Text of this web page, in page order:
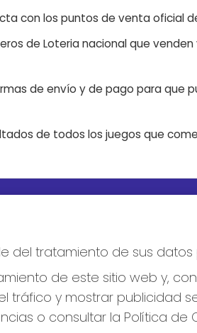
con los puntos de venta oficial
de Loteria nacional que
de envío y de pago para que
de todos los juegos que
Nº10
947487318
Clica aquí
668647944
del tratamiento de sus
de este sitio web y,
tráfico y mostrar publicidad
o consultar la Política de